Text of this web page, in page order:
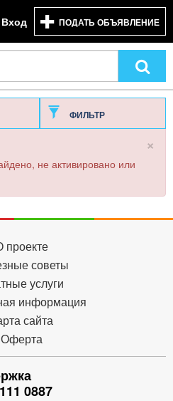
Вход ПОДАТЬ ОБЪЯВЛЕНИЕ
ФИЛЬТР
×
не активировано или
проекте
советы
услуги
информация
сайта
Оферта
0887